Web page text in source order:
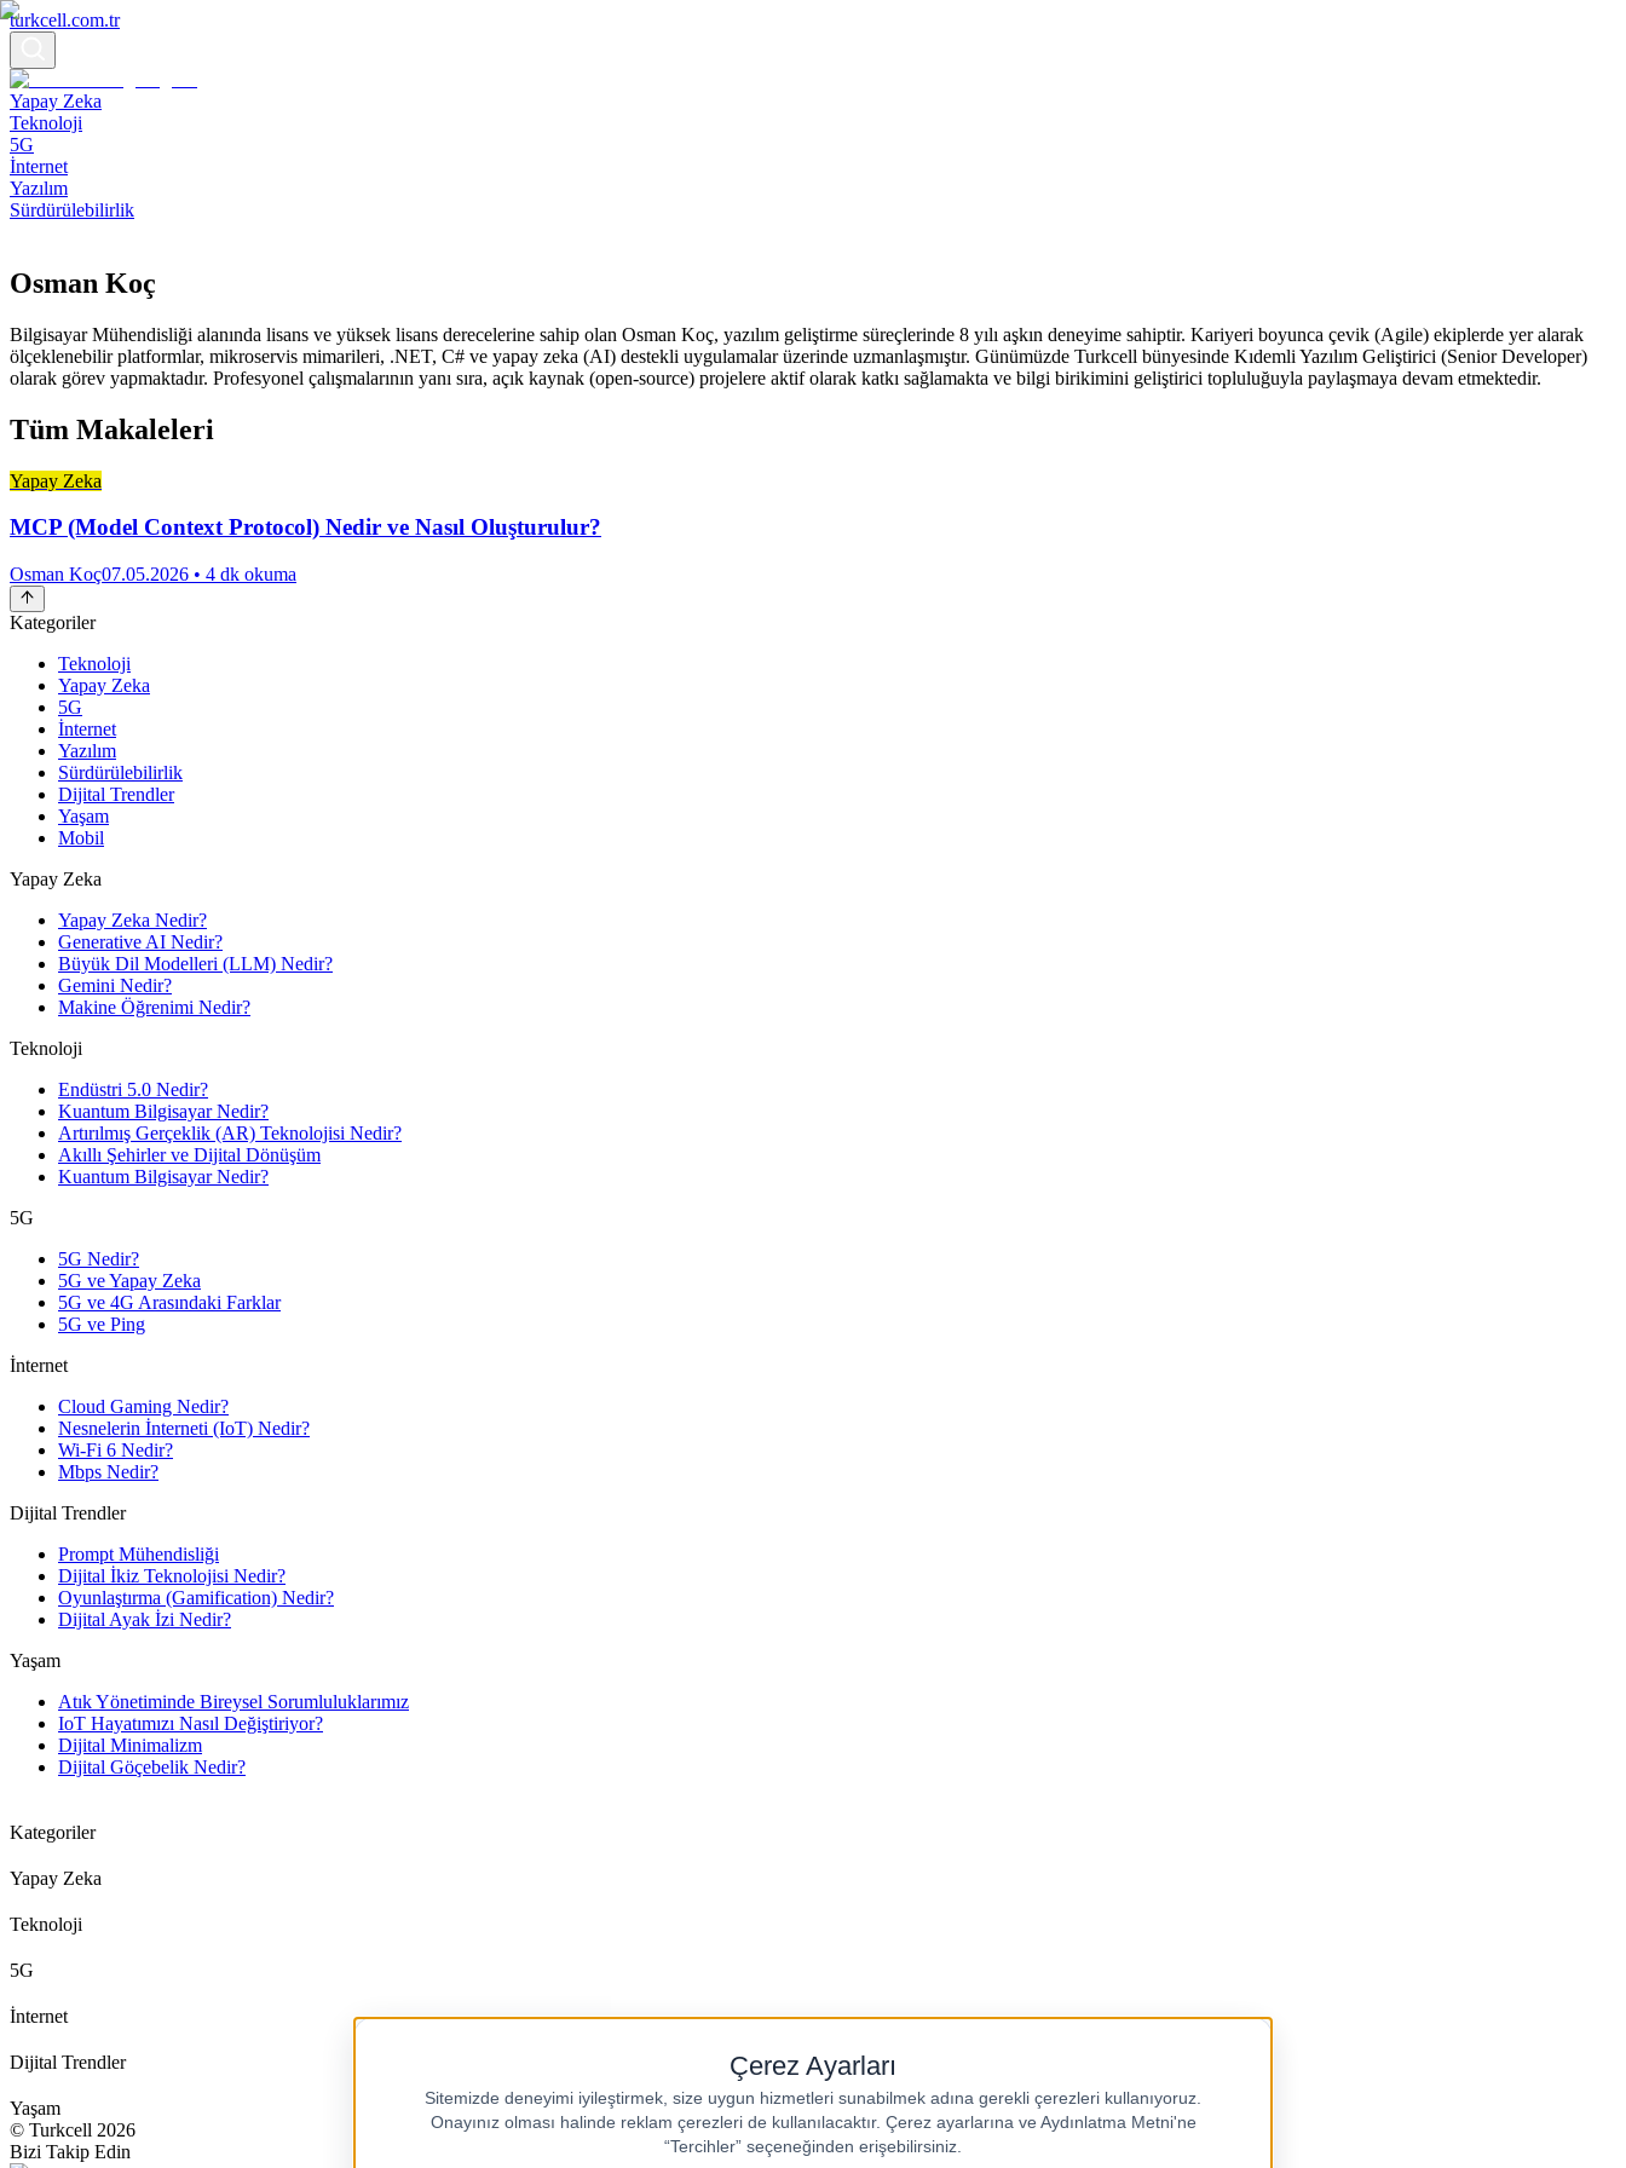
turkcell.com.tr
Yapay Zeka
Teknoloji
5G
İnternet
Yazılım
Sürdürülebilirlik
Osman Koç
Bilgisayar Mühendisliği alanında lisans ve yüksek lisans derecelerine sahip olan Osman Koç, yazılım geliştirme süreçlerinde 8 yılı aşkın deneyime sahiptir. Kariyeri boyunca çevik (Agile) ekiplerde yer alarak
ölçeklenebilir platformlar, mikroservis mimarileri, .NET, C# ve yapay zeka (AI) destekli uygulamalar üzerinde uzmanlaşmıştır. Günümüzde Turkcell bünyesinde Kıdemli Yazılım Geliştirici (Senior Developer)
olarak görev yapmaktadır. Profesyonel çalışmalarının yanı sıra, açık kaynak (open-source) projelere aktif olarak katkı sağlamakta ve bilgi birikimini geliştirici topluluğuyla paylaşmaya devam etmektedir.​
Tüm Makaleleri
Yapay Zeka
MCP (Model Context Protocol) Nedir ve Nasıl Oluşturulur?
Osman Koç07.05.2026 • 4 dk okuma
Kategoriler
Teknoloji
Yapay Zeka
5G
İnternet
Yazılım
Sürdürülebilirlik
Dijital Trendler
Yaşam
Mobil
Yapay Zeka
Yapay Zeka Nedir?
Generative AI Nedir?
Büyük Dil Modelleri (LLM) Nedir?
Gemini Nedir?
Makine Öğrenimi Nedir?
Teknoloji
Endüstri 5.0 Nedir?
Kuantum Bilgisayar Nedir?
Artırılmış Gerçeklik (AR) Teknolojisi Nedir?
Akıllı Şehirler ve Dijital Dönüşüm
Kuantum Bilgisayar Nedir?
5G
5G Nedir?
5G ve Yapay Zeka
5G ve 4G Arasındaki Farklar
5G ve Ping
İnternet
Cloud Gaming Nedir?
Nesnelerin İnterneti (IoT) Nedir?
Wi-Fi 6 Nedir?
Mbps Nedir?
Dijital Trendler
Prompt Mühendisliği
Dijital İkiz Teknolojisi Nedir?
Oyunlaştırma (Gamification) Nedir?
Dijital Ayak İzi Nedir?
Yaşam
Atık Yönetiminde Bireysel Sorumluluklarımız
IoT Hayatımızı Nasıl Değiştiriyor?
Dijital Minimalizm
Dijital Göçebelik Nedir?
Kategoriler
Yapay Zeka
Teknoloji
5G
İnternet
Dijital Trendler
Yaşam
© Turkcell 2026
Bizi Takip Edin